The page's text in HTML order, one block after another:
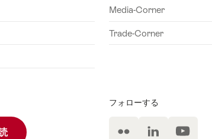
Media-Corner
Trade-Corner
メールマガジン登録
フォローする
Flickr LinkedInユ